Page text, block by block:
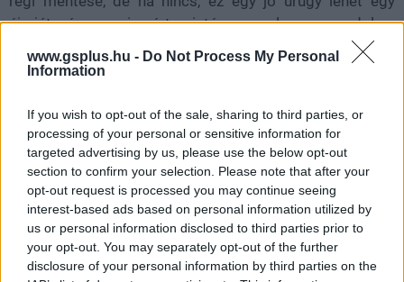
www.gsplus.hu - Do Not Process My Personal
Information
If you wish to opt-out of the sale, sharing to third parties, or
processing of your personal or sensitive information for
targeted advertising by us, please use the below opt-out
section to confirm your selection. Please note that after your
opt-out request is processed you may continue seeing
interest-based ads based on personal information utilized by
us or personal information disclosed to third parties prior to
your opt-out. You may separately opt-out of the further
disclosure of your personal information by third parties on the
újrajátszásra, ami azért szintén nem olyan rossz dolog,
számíthatunk ilyen hosszú támogatásra, ez pedig nem
azért van, mert a CDPR-os srácok annyira lusták
lennének. Épp ellenkezőleg. Ugyanis nem csak egy The
Witcher IV érkezik, egy teljes sagát akarnak leszállítani
nekünk 6 év alatt, ami egy trilógiát jelent. Ebbe az
ütemtervbe elég nehezen beilleszthető bármiféle
kiegészítő.